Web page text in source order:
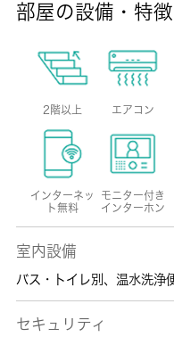
部屋の設備・特徴
2階以上 エアコン
インターネッ
ト無料
モニター付き
インターホン
室内設備
バス・トイレ別 、 温水洗浄
セキュリティ